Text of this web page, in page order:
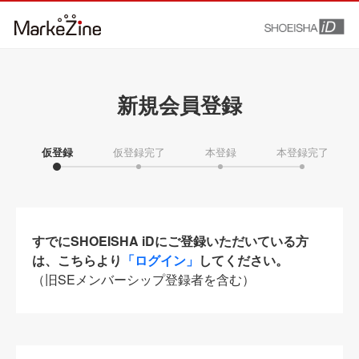
新規会員登録
仮登録 仮登録完了 本登録 本登録完了
すでにSHOEISHA iDにご登録いただいている方
は、こちらより 「ログイン」 してください。
（旧SEメンバーシップ登録者を含む）